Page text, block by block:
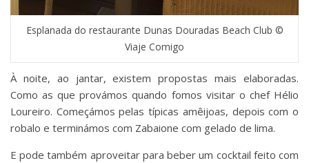
Esplanada do restaurante Dunas Douradas Beach Club ©
Viaje Comigo
À noite, ao jantar, existem propostas mais elaboradas.
Como as que provámos quando fomos visitar o chef Hélio
Loureiro. Começámos pelas típicas amêijoas, depois com o
robalo e terminámos com Zabaione com gelado de lima.
E pode também aproveitar para beber um cocktail feito com